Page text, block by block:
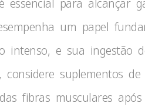
essencial para alcançar
um papel
intenso, e sua ingestão
considere suplementos
fibras musculares